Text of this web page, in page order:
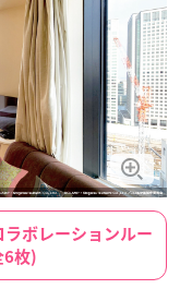
ボレーションルー
6枚)